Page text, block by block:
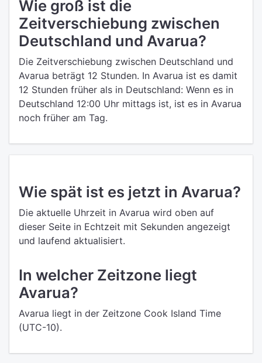
Wie groß ist die
Zeitverschiebung zwischen
Deutschland und Avarua?
Die Zeitverschiebung zwischen Deutschland und
Avarua beträgt 12 Stunden. In Avarua ist es damit
12 Stunden früher als in Deutschland: Wenn es in
Deutschland 12:00 Uhr mittags ist, ist es in Avarua
noch früher am Tag.
Wie spät ist es jetzt in Avarua?
Die aktuelle Uhrzeit in Avarua wird oben auf
dieser Seite in Echtzeit mit Sekunden angezeigt
und laufend aktualisiert.
In welcher Zeitzone liegt
Avarua?
Avarua liegt in der Zeitzone Cook Island Time
(UTC-10).